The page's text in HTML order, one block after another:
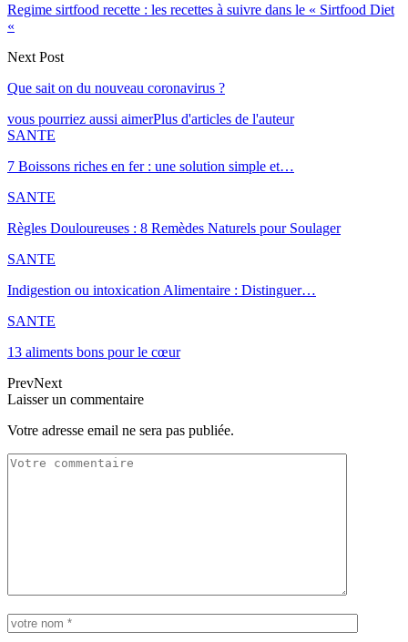
Regime sirtfood recette : les recettes à suivre dans le « Sirtfood Diet
«
Next Post
Que sait on du nouveau coronavirus ?
vous pourriez aussi aimerPlus d'articles de l'auteur
SANTE
7 Boissons riches en fer : une solution simple et…
SANTE
Règles Douloureuses : 8 Remèdes Naturels pour Soulager
SANTE
Indigestion ou intoxication Alimentaire : Distinguer…
SANTE
13 aliments bons pour le cœur
PrevNext
Laisser un commentaire
Votre adresse email ne sera pas publiée.